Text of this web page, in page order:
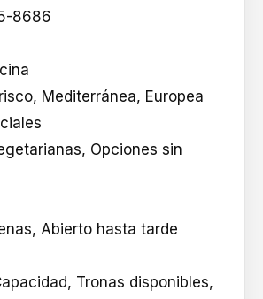
8686
Mediterránea, Europea
Opciones sin
Abierto hasta tarde
Tronas disponibles,